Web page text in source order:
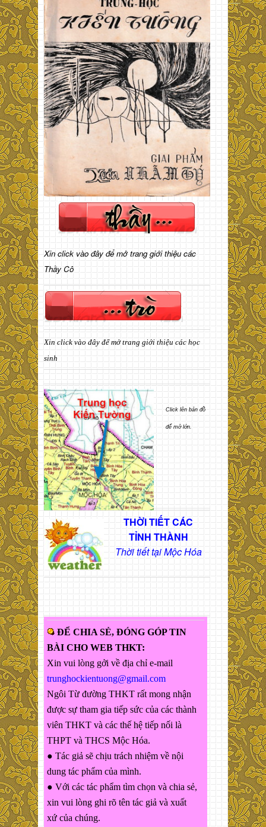
Xin click vào đây để mở trang giới thiệu các
Thầy Cô
Xin click vào đây để mở trang giới thiệu các học
sinh
Click lên bản đồ
để mở lớn.
THỜI TIẾT CÁC
TỈNH THÀNH
Thời tiết tại Mộc Hóa
ĐỂ CHIA SẺ, ĐÓNG GÓP TIN
BÀI CHO WEB THKT:
Xin vui lòng gởi về địa chỉ e-mail
trunghockientuong@gmail.com
Ngôi Từ đường THKT rất mong nhận
được sự tham gia tiếp sức của các thành
viên THKT và các thế hệ tiếp nối là
THPT và THCS Mộc Hóa.
● Tác giả sẽ chịu trách nhiệm về nội
dung tác phẩm của mình.
● Với các tác phẩm tìm chọn và chia sẻ,
xin vui lòng ghi rõ tên tác giả và xuất
xứ của chúng.